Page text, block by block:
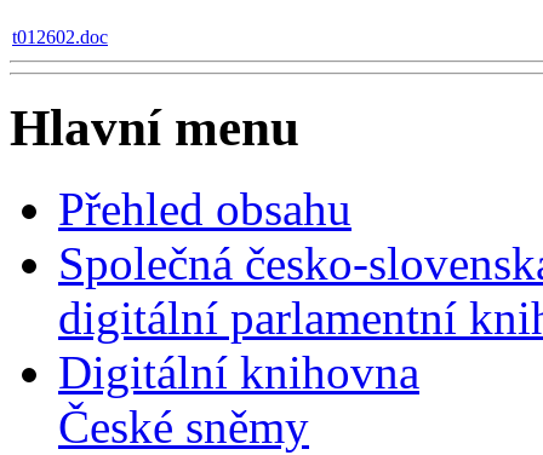
t012602.doc
Hlavní menu
Přehled obsahu
Společná česko-
digitální parlamentní
Digitální knihovna
České sněmy